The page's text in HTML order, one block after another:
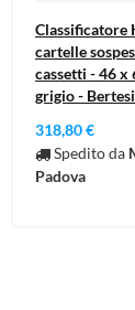
Classificatore
cartelle
cassetti - 46 x
grigio - Bertesi
318,80 €
Spedito da
Padova